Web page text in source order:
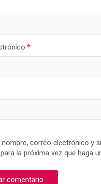
*
nombre, correo electrónico y
la próxima vez que haga